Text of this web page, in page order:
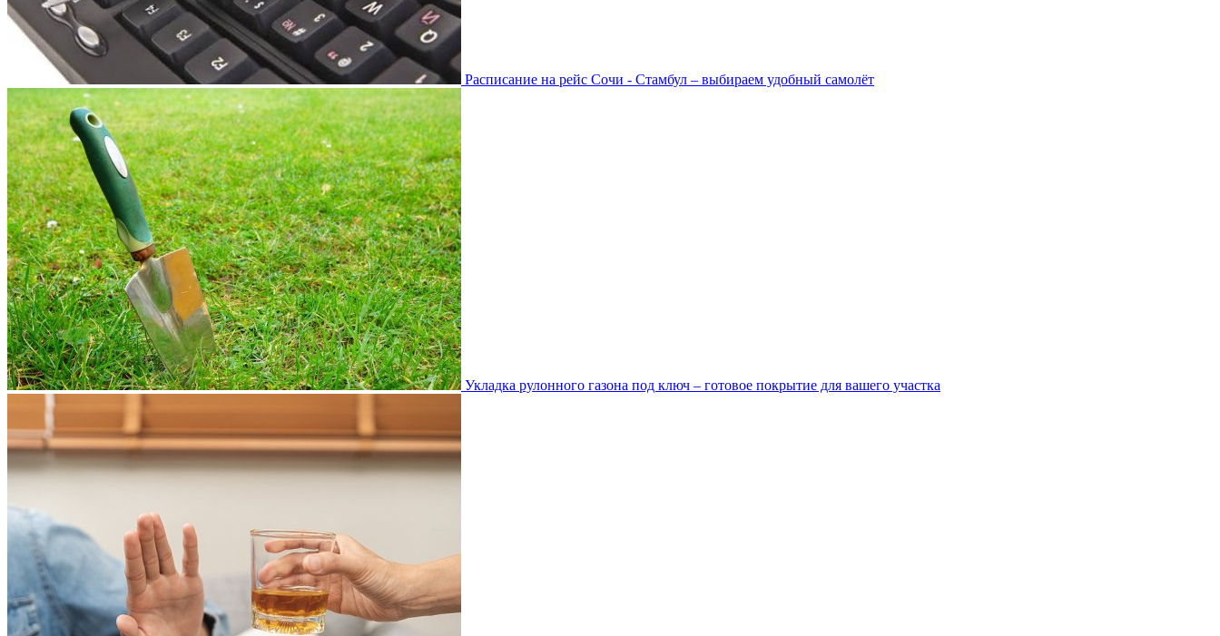
Расписание на рейс Сочи - Стамбул – выбираем удобный самолёт
Укладка рулонного газона под ключ – готовое покрытие для вашего участка